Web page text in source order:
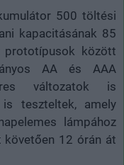
500 töltési
kapacitásának 85
prototípusok között
AA és AAA
változatok is
is teszteltek, amely
lámpához
12 órán át